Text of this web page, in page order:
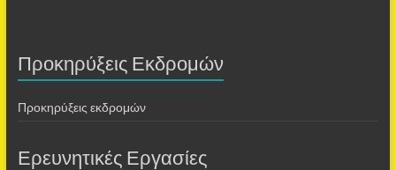
Προκηρύξεις Εκδρομών
Προκηρύξεις εκδρομών
Ερευνητικές Εργασίες